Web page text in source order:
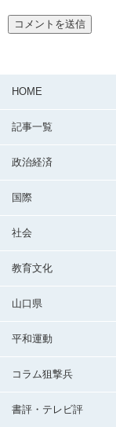
HOME
記事一覧
政治経済
国際
社会
教育文化
山口県
平和運動
コラム狙撃兵
書評・テレビ評